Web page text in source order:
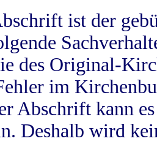
ist der
des Original-
im
Abschrift kann
Deshalb wird